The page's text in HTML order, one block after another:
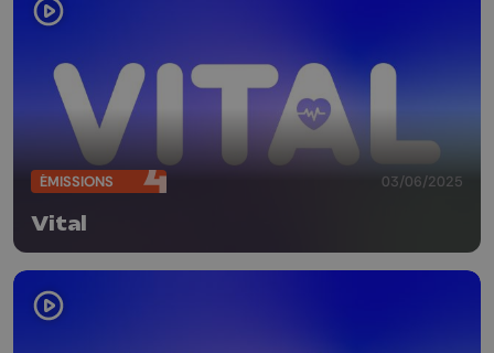
ÉMISSIONS 03/06/2025
Vital